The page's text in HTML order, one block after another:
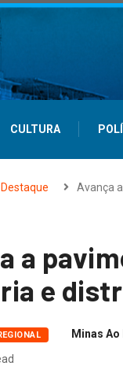
CULTURA
Destaque Avança
a
e
Minas Ao